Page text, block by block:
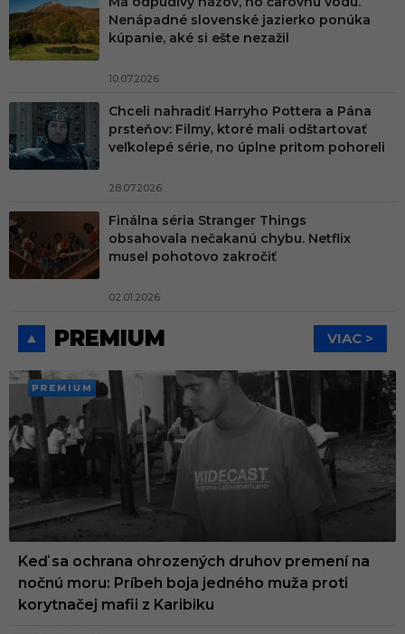
Nenápadné slovenské jazierko ponúka
kúpanie, aké si ešte nezažil
10.07.2026
Chceli nahradiť Harryho Pottera a Pána
prsteňov: Filmy, ktoré mali odštartovať
veľkolepé série, no úplne pritom pohoreli
28.07.2026
Finálna séria Stranger Things
obsahovala nečakanú chybu. Netflix
musel pohotovo zakročiť
02.01.2026
PREMIUM VIAC >
PREMI
UM
Keď sa ochrana ohrozených druhov premení na
nočnú moru: Príbeh boja jedného muža proti
korytnačej mafii z Karibiku